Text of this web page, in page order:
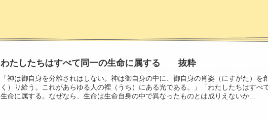
わたしたちはすべて同一の生命に属する 抜粋
「神は御自身を分離されはしない。神は御自身の中に、御自身の肖姿（にすがた）を
く）り給う。これがあらゆる人の裡（うち）にある光である。」「わたしたちはすべ
生命に属する。なぜなら、生命は生命自身の中で異なったものとは成りえないか...